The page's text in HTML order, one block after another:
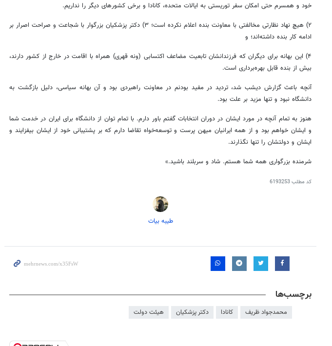
خود و همسرم حتی امکان سفر توریستی به ایالات متحده، کانادا و برخی کشورهای دیگر را نداریم.
۲) هیچ نهاد نظارتی مخالفتی با معاونت بنده اعلام نکرده است؛ ۳) دکتر پزشکیان بزرگوار با شجاعت و صراحت اصرار بر
ادامه کار بنده داشته‌اند؛ و
۴) این بهانه برای دیگران که فرزندانشان تابعیت مضاعف اکتسابی (
ونهقهری) همراه با اقامت در خارج از کشور دارند،
بیش از بنده قابل بهره‌برداری است.
آنچه باعث گزارش دیشب شد، تردید در مفید بودنم در معاونت راهبردی بود و آن بهانه سیاسی، دلیل بازگشت به
دانشگاه نبود و تنها مزید بر علت بود.
هنوز به تمام آنچه در مورد ایشان در دوران انتخابات گفتم باور دارم. با تمام توان از دانشگاه ‎برای ایران در خدمت شما
و ایشان خواهم بود و از همه ایرانیان میهن پرستو توسعه‌خواه تقاضا دارم که بر پشتیبانی خود از ایشان بیفزایند و
ایشان و دولتشان را تنها نگذارند.
شرمنده بزرگواری همه شما هستم. شاد و سربلند باشید.»
کد مطلب6193253
طیبه بیات
برچسب‌ها
محمدجواد ظریف کانادا دکتر پزشکیان هیئت دولت